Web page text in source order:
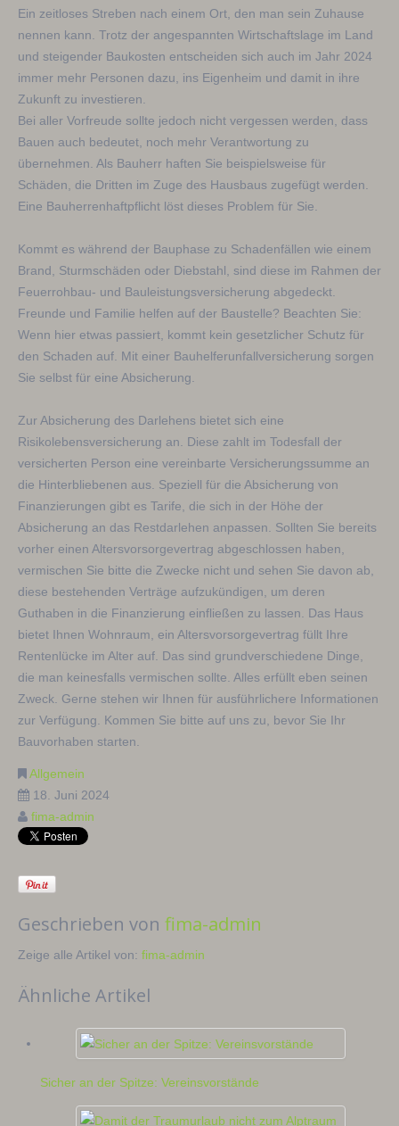
Ein zeitloses Streben nach einem Ort, den man sein Zuhause
nennen kann. Trotz der angespannten Wirtschaftslage im Land
und steigender Baukosten entscheiden sich auch im Jahr 2024
immer mehr Personen dazu, ins Eigenheim und damit in ihre
Zukunft zu investieren.
Bei aller Vorfreude sollte jedoch nicht vergessen werden, dass
Bauen auch bedeutet, noch mehr Verantwortung zu
übernehmen. Als Bauherr haften Sie beispielsweise für
Schäden, die Dritten im Zuge des Hausbaus zugefügt werden.
Eine Bauherrenhaftpflicht löst dieses Problem für Sie.
Kommt es während der Bauphase zu Schadenfällen wie einem
Brand, Sturmschäden oder Diebstahl, sind diese im Rahmen der
Feuerrohbau- und Bauleistungsversicherung abgedeckt.
Freunde und Familie helfen auf der Baustelle? Beachten Sie:
Wenn hier etwas passiert, kommt kein gesetzlicher Schutz für
den Schaden auf. Mit einer Bauhelferunfallversicherung sorgen
Sie selbst für eine Absicherung.
Zur Absicherung des Darlehens bietet sich eine
Risikolebensversicherung an. Diese zahlt im Todesfall der
versicherten Person eine vereinbarte Versicherungssumme an
die Hinterbliebenen aus. Speziell für die Absicherung von
Finanzierungen gibt es Tarife, die sich in der Höhe der
Absicherung an das Restdarlehen anpassen. Sollten Sie bereits
vorher einen Altersvorsorgevertrag abgeschlossen haben,
vermischen Sie bitte die Zwecke nicht und sehen Sie davon ab,
diese bestehenden Verträge aufzukündigen, um deren
Guthaben in die Finanzierung einfließen zu lassen. Das Haus
bietet Ihnen Wohnraum, ein Altersvorsorgevertrag füllt Ihre
Rentenlücke im Alter auf. Das sind grundverschiedene Dinge,
die man keinesfalls vermischen sollte. Alles erfüllt eben seinen
Zweck. Gerne stehen wir Ihnen für ausführlichere Informationen
zur Verfügung. Kommen Sie bitte auf uns zu, bevor Sie Ihr
Bauvorhaben starten.
Allgemein
18. Juni 2024
fima-admin
Geschrieben von fima-admin
Zeige alle Artikel von: fima-admin
Ähnliche Artikel
Sicher an der Spitze: Vereinsvorstände